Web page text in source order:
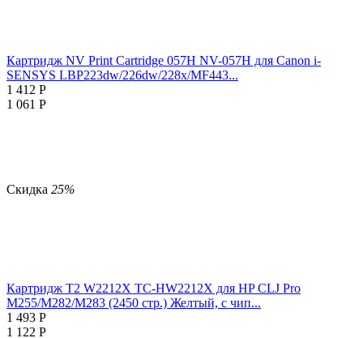
Картридж NV Print Cartridge 057H NV-057H для Canon i-
SENSYS LBP223dw/226dw/228x/MF443...
1 412 Р
1 061 Р
Скидка 25%
Картридж T2 W2212X TC-HW2212X для HP CLJ Pro
M255/M282/M283 (2450 стр.) Желтый, с чип...
1 493 Р
1 122 Р